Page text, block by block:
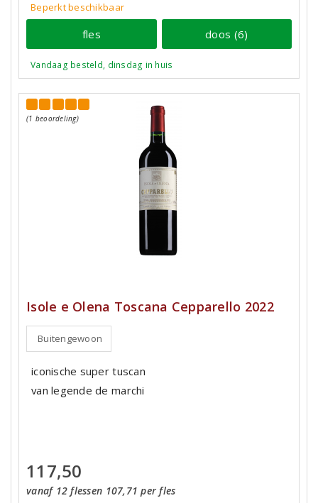
Beperkt beschikbaar
fles doos (6)
Vandaag besteld, dinsdag in huis
(1 beoordeling)
Isole e Olena Toscana Cepparello 2022
Buitengewoon
iconische super tuscan
van legende de marchi
117,50
vanaf 12 flessen 107,71 per fles